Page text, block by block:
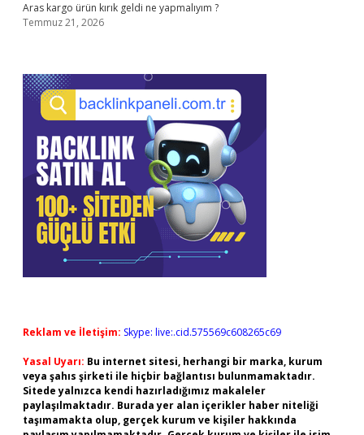
Aras kargo ürün kırık geldi ne yapmalıyım ?
Temmuz 21, 2026
Reklam ve İletişim: Skype: live:.cid.575569c608265c69
Yasal Uyarı: Bu internet sitesi, herhangi bir marka, kurum
veya şahıs şirketi ile hiçbir bağlantısı bulunmamaktadır.
Sitede yalnızca kendi hazırladığımız makaleler
paylaşılmaktadır. Burada yer alan içerikler haber niteliği
taşımamakta olup, gerçek kurum ve kişiler hakkında